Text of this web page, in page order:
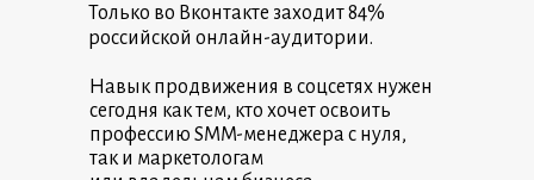
Только во Вконтакте заходит 84%
российской онлайн-аудитории.
Навык продвижения в соцсетях нужен
сегодня как тем, кто хочет освоить
профессию SMM-менеджера с нуля,
так и маркетологам